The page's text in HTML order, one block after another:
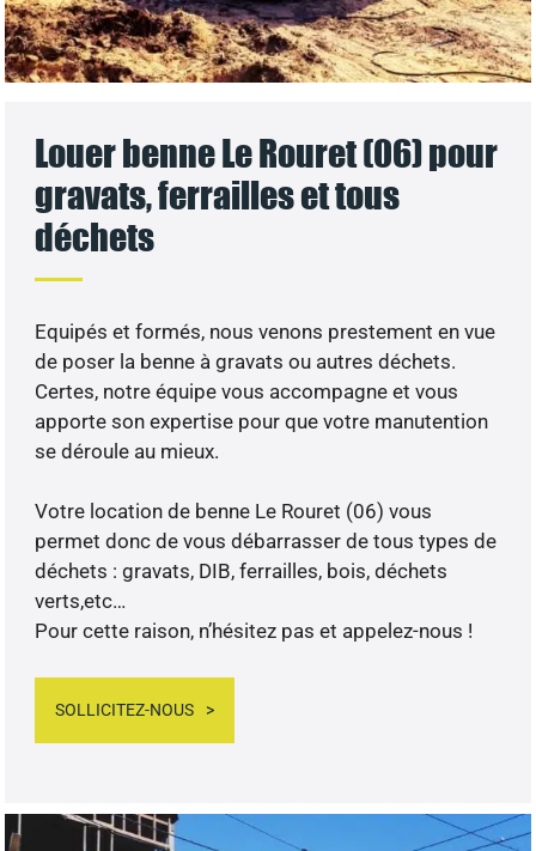
Louer benne Le Rouret (06) pour
gravats, ferrailles et tous
déchets
Equipés et formés, nous venons prestement en vue
de poser la benne à gravats ou autres déchets.
Certes, notre équipe vous accompagne et vous
apporte son expertise pour que votre manutention
se déroule au mieux.
Votre location de benne Le Rouret (06) vous
permet donc de vous débarrasser de tous types de
déchets : gravats, DIB, ferrailles, bois, déchets
verts,etc…
Pour cette raison, n’hésitez pas et appelez-nous !
SOLLICITEZ-NOUS